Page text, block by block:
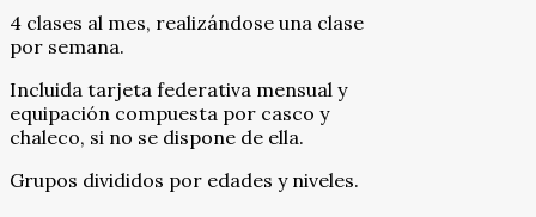
4 clases al mes, realizándose una clase
por semana.
Incluida tarjeta federativa mensual y
equipación compuesta por casco y
chaleco, si no se dispone de ella.
Grupos divididos por edades y niveles.